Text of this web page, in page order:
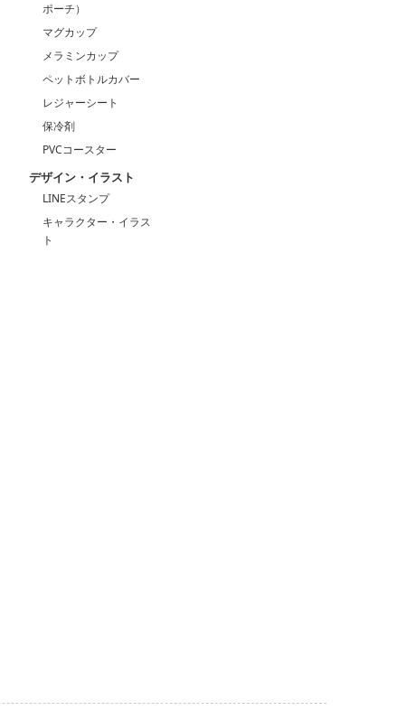
ポーチ）
マグカップ
メラミンカップ
ペットボトルカバー
レジャーシート
保冷剤
PVCコースター
デザイン・イラスト
LINEスタンプ
キャラクター・イラス
ト